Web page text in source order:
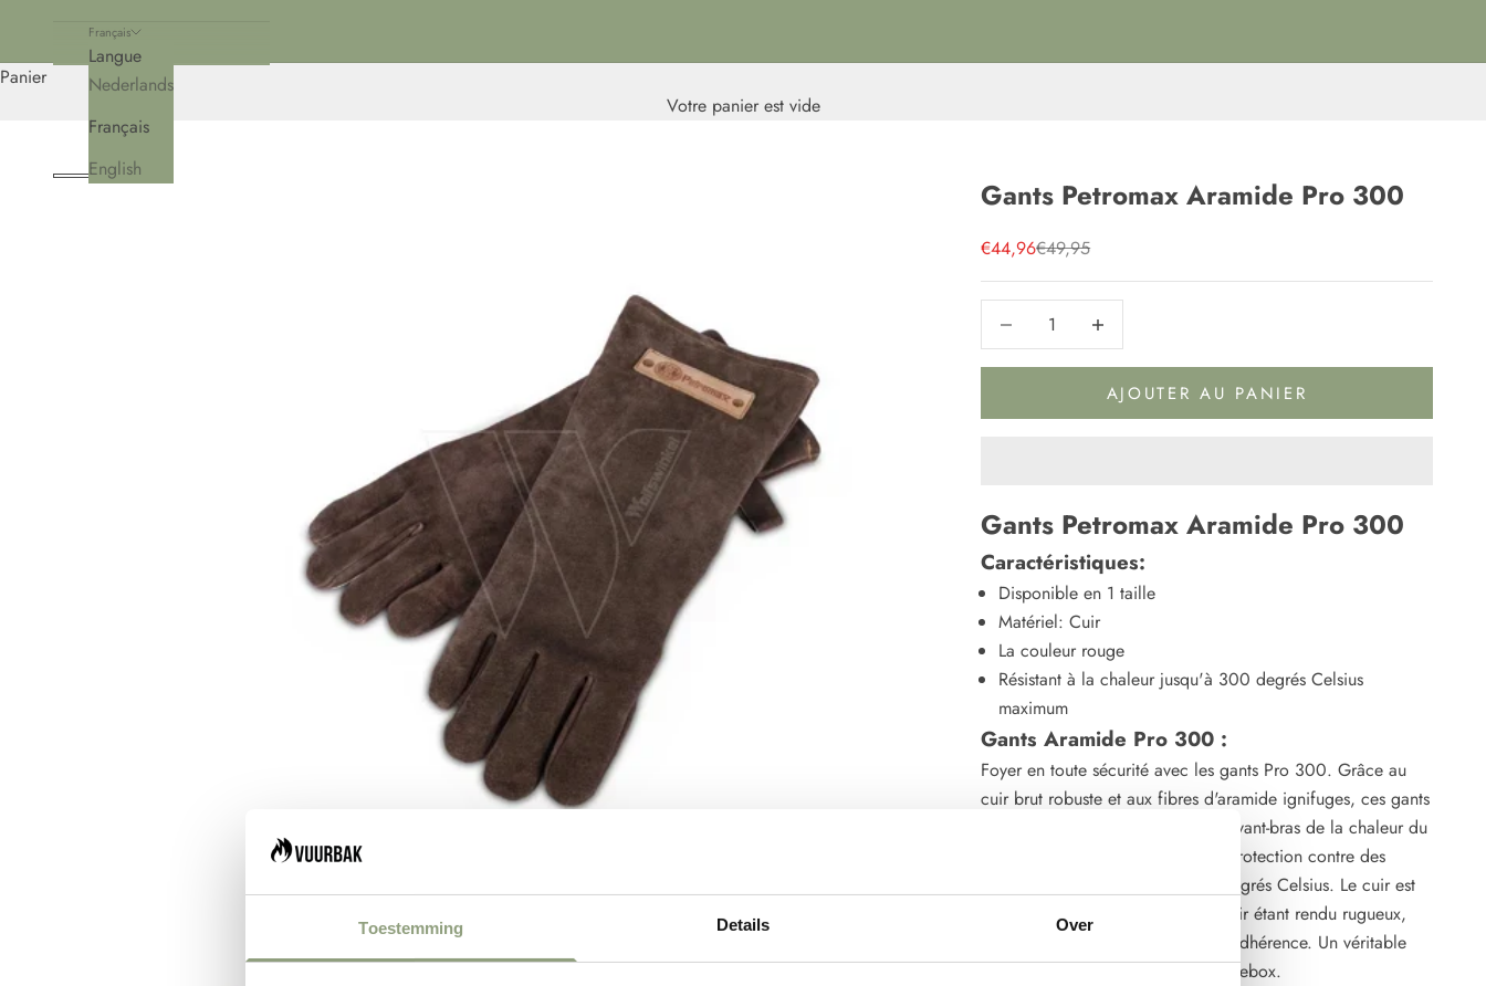
Toestemming Details Over
Français
Langue
Nederlands
Français
English
Panier
Votre panier est vide
Gants Petromax Aramide Pro 300
Prix de vente
€44,96Prix normal
€49,95
Diminuer la quantitéDiminuer la quantité
AJOUTER AU PANIER
Gants Petromax Aramide Pro 300
Caractéristiques:
Disponible en 1 taille
Matériel: Cuir
La couleur rouge
Résistant à la chaleur jusqu'à 300 degrés Celsius
maximum
Gants Aramide Pro 300 :
Foyer en toute sécurité avec les gants Pro 300. Grâce au
cuir brut robuste et aux fibres d'aramide ignifuges, ces gants
protègent vos mains, poignets et avant-bras de la chaleur du
feu de camp. Convient pour une protection contre des
températures allant jusqu'à 300 degrés Celsius. Le cuir est
robuste et agréable à porter. Le cuir étant rendu rugueux,
vous bénéficiez d'une très bonne adhérence. Un véritable
"must have" pour les maîtres du Firebox.